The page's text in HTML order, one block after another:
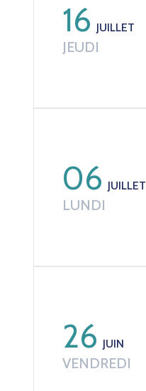
16JUILLET
JEUDI
06JUILLET
LUNDI
26JUIN
VENDREDI